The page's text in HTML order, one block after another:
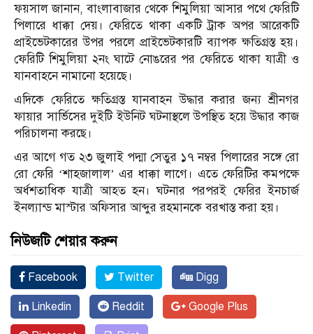
ফয়সাল জানান, বাংলাবাজার থেকে শিমুলিয়া আসার পথে ফেরিটি
পিলারে ধাক্কা দেয়। ফেরিতে থাকা একটি ট্রাক অপর আরেকটি
প্রাইভেটকারের উপর পরলে প্রাইভেটকারটি ব্যাপক ক্ষতিগ্রস্ত হয়।
ফেরিটি শিমুলিয়া ২নং ঘাটে নোঙরের পর ফেরিতে থাকা যাত্রী ও
যানবাহনে নামানো হয়েছে।
এদিকে ফেরিতে ক্ষতিগ্রস্ত যানবাহন উদ্ধার করার জন্য শ্রীনগর
ফায়ার সার্ভিসের দুইটি ইউনিট ঘটনাস্থলে উপস্থিত হয়ে উদ্ধার কাজ
পরিচালনা করছে।
এর আগে গত ২৩ জুলাই পদ্মা সেতুর ১৭ নম্বর পিলারের সঙ্গে রো
রো ফেরি ‘শাহজালাল’ এর ধাক্কা লাগে। এতে ফেরিটির কমপক্ষে
অর্ধশতাধিক যাত্রী আহত হন। ঘটনার পরপরই ফেরির ইনচার্জ
ইনল্যান্ড মাস্টার অফিসার আব্দুর রহমানকে বরখাস্ত করা হয়।
নিউজটি শেয়ার করুন
Facebook Twitter Digg
Linkedin Reddit Google Plus